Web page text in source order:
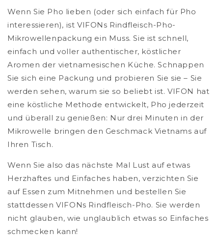
Wenn Sie Pho lieben (oder sich einfach für Pho
interessieren), ist VIFONs Rindfleisch-Pho-
Mikrowellenpackung ein Muss. Sie ist schnell,
einfach und voller authentischer, köstlicher
Aromen der vietnamesischen Küche. Schnappen
Sie sich eine Packung und probieren Sie sie – Sie
werden sehen, warum sie so beliebt ist. VIFON hat
eine köstliche Methode entwickelt, Pho jederzeit
und überall zu genießen: Nur drei Minuten in der
Mikrowelle bringen den Geschmack Vietnams auf
Ihren Tisch.
Wenn Sie also das nächste Mal Lust auf etwas
Herzhaftes und Einfaches haben, verzichten Sie
auf Essen zum Mitnehmen und bestellen Sie
stattdessen VIFONs Rindfleisch-Pho. Sie werden
nicht glauben, wie unglaublich etwas so Einfaches
schmecken kann!